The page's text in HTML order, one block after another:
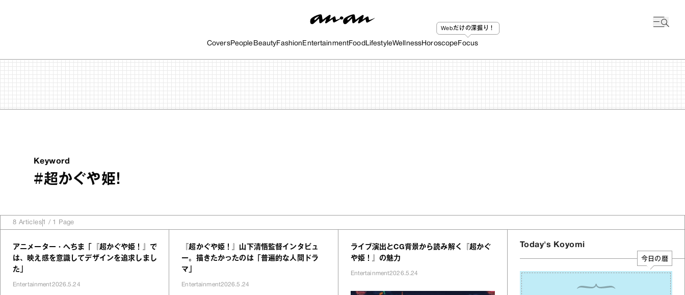
CoversPeople BeautyFashion EntertainmentFood LifestyleWellnessHoroscope
Webだけの深掘り！
Focus
Keyword
#超かぐや姫！
8 Articles1 / 1 Page
アニメーター・へちま「『超かぐや姫！』で
は、映え感を意識してデザインを追求しまし
た」
Entertainment2026.5.24
『超かぐや姫！』山下清悟監督インタビュ
ー。描きたかったのは「普遍的な人間ドラ
マ」
Entertainment2026.5.24
ライブ演出とCG背景から読み解く『超かぐ
や姫！』の魅力
Entertainment2026.5.24
Today's Koyomi
今日の暦